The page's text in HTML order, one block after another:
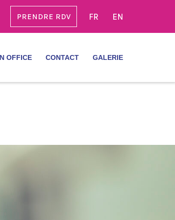
PRENDRE RDV FR EN
IN OFFICE CONTACT GALERIE